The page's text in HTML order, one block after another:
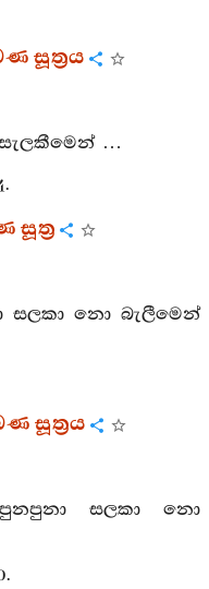
සූත්‍රය
…
සූත්‍ර
සලකා නො බැලීමෙන්
සූත්‍රය
සලකා නො